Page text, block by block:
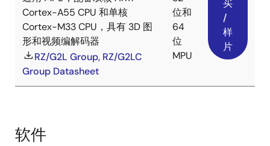
Cortex-A55 CPU 和单核
Cortex-M33 CPU，具有 3D 图
形和视频编解码器
RZ/G2L Group, RZ/G2LC
Group Datasheet
位和
64
位
MPU
买
/
样
片
软件